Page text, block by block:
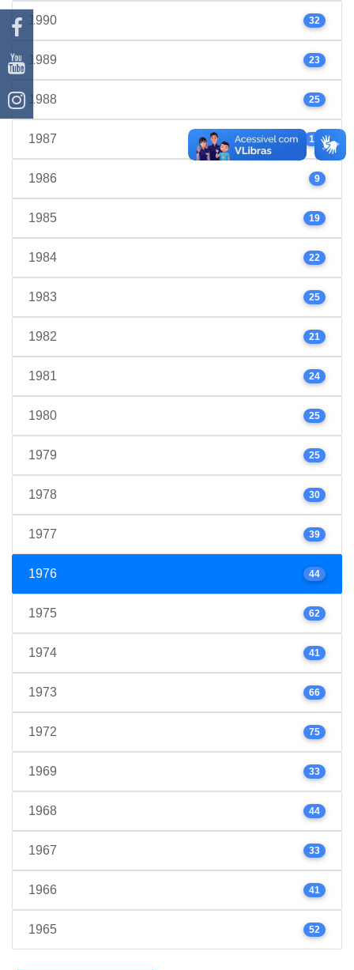
1990 32
1989 23
1988 25
1987 17
1986 9
1985 19
1984 22
1983 25
1982 21
1981 24
1980 25
1979 25
1978 30
1977 39
1976 44
1975 62
1974 41
1973 66
1972 75
1969 33
1968 44
1967 33
1966 41
1965 52